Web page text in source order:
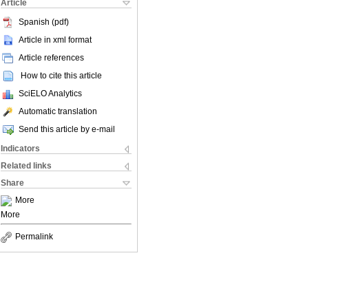
Article
Spanish (pdf)
Article in xml format
Article references
How to cite this article
SciELO Analytics
Automatic translation
Send this article by e-mail
Indicators
Related links
Share
More
More
Permalink